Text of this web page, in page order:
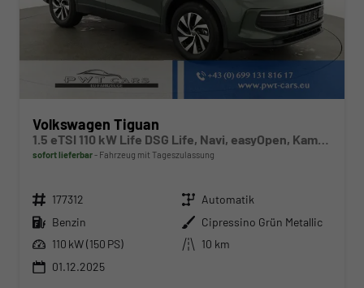
Volkswagen Tiguan
1.5 eTSI 110 kW Life DSG Life, Navi, easyOpen, Kamera, 5-J Garantie
sofort lieferbar Fahrzeug mit Tageszulassung
Fahrzeugnr. 177312 Getriebe Automatik
Kraftstoff Benzin Außenfarbe Cipressino Grün Metallic
Leistung 110 kW (150 PS) Kilometerstand
10 km
01.12.2025